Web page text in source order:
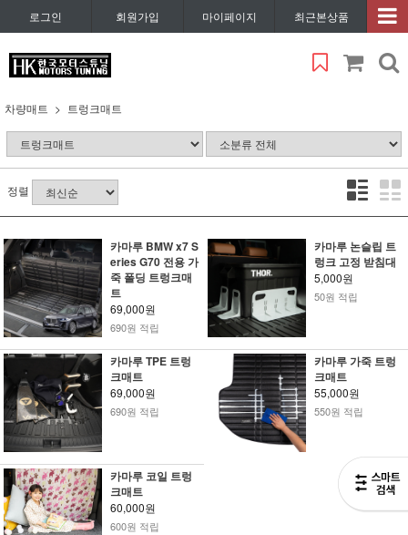
로그인 회원가입 마이페이지 최근본상품
차량매트 트렁크매트
정렬
카마루 BMW x7 S
eries G70 전용 가
죽 폴딩 트렁크매
트
69,000원
690원 적립
카마루 논슬립 트
렁크 고정 받침대
5,000원
50원 적립
카마루 TPE 트렁
크매트
69,000원
690원 적립
카마루 가죽 트렁
크매트
55,000원
550원 적립
카마루 코일 트렁
크매트
60,000원
600원 적립